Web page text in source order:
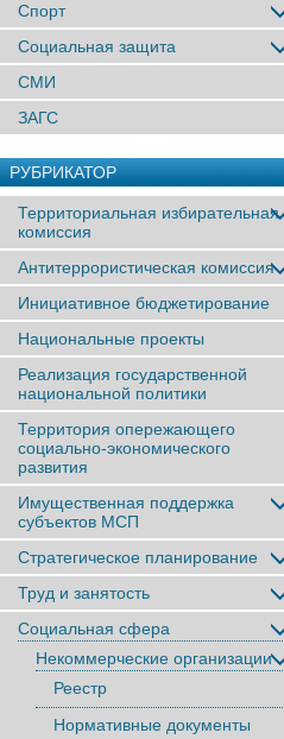
Спорт
Социальная защита
СМИ
ЗАГС
РУБРИКАТОР
Территориальная избирательная
комиссия
Антитеррористическая комиссия
Инициативное бюджетирование
Национальные проекты
Реализация государственной
национальной политики
Территория опережающего
социально-экономического
развития
Имущественная поддержка
субъектов МСП
Стратегическое планирование
Труд и занятость
Социальная сфера
Некоммерческие организации
Реестр
Нормативные документы